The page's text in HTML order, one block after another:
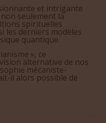
et intrigante
seulement la
spirituelles
les derniers modèles
quantique.
», ce
alternative de nos
mécaniste-
il alors possible de